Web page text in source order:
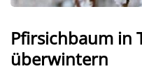
Pfirsichbaum in
überwintern